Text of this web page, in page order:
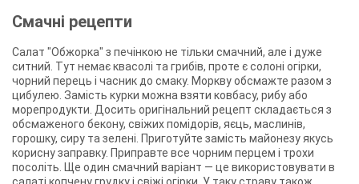
Смачні рецепти
Салат "Обжорка" з печінкою не тільки смачний, але і дуже
ситний. Тут немає квасолі та грибів, проте є солоні огірки,
чорний перець і часник до смаку. Моркву обсмажте разом з
цибулею. Замість курки можна взяти ковбасу, рибу або
морепродукти. Досить оригінальний рецепт складається з
обсмаженого бекону, свіжих помідорів, яєць, маслинів,
горошку, сиру та зелені. Приготуйте замість майонезу якусь
корисну заправку. Приправте все чорним перцем і трохи
посоліть. Ще один смачний варіант — це використовувати в
салаті копчену грудку і свіжі огірки. У таку страву також